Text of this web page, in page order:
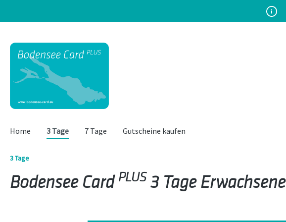
Home 3 Tage 7 Tage Gutscheine kaufen
3 Tage
Bodensee Card PLUS 3 Tage Erwachsene